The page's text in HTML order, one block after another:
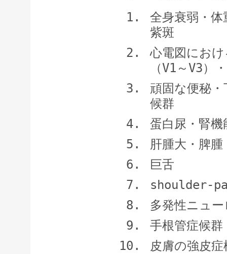
全身衰弱・
紫斑
心電図にお
（V1～V3）
頑固な便秘
候群
蛋白尿・腎機
肝腫大・脾
巨舌
shoulder-
多発性ニュ
手根管症候群
皮膚の強皮